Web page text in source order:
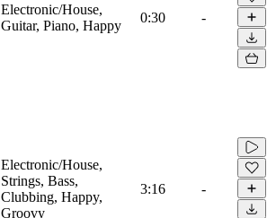
Electronic/House,
Guitar, Piano, Happy
0:30 -
Electronic/House,
Strings, Bass,
Clubbing, Happy,
Groovy
3:16 -